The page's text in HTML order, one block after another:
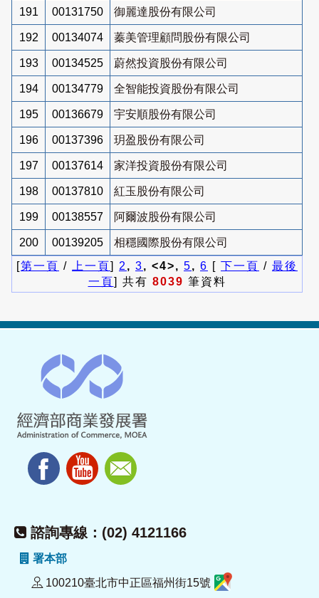
191 00131750 御麗達股份有限公司
192 00134074 蓁美管理顧問股份有限公司
193 00134525 蔚然投資股份有限公司
194 00134779 全智能投資股份有限公司
195 00136679 宇安順股份有限公司
196 00137396 玥盈股份有限公司
197 00137614 家洋投資股份有限公司
198 00137810 紅玉股份有限公司
199 00138557 阿爾波股份有限公司
200 00139205
相穩國際股份有限公司
[第一頁 / 上一頁] 2 , 3, <4>, 5, 6 [ 下一頁 / 最後
一頁] 共有 8039 筆資料
諮詢專線：(02) 4121166
署本部
100210臺北市中正區福州街15號